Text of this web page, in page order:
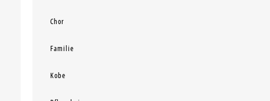
Chor
Familie
Kobe